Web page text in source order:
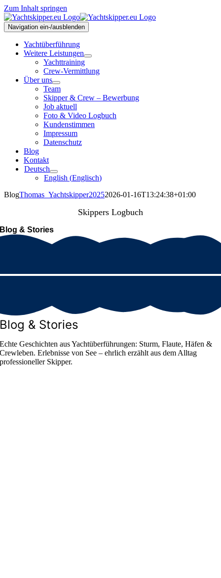
Zum Inhalt springen
Navigation ein-/ausblenden
Yachtüberführung
Weitere Leistungen
Yachttraining
Crew-Vermittlung
Über uns
Team
Skipper & Crew – Bewerbung
Job aktuell
Foto & Video Logbuch
Kundenstimmen
Impressum
Datenschutz
Blog
Kontakt
Deutsch
English (Englisch)
BlogThomas_Yachtskipper20252026-01-16T13:24:38+01:00
Skippers Logbuch
Blog & Stories
Blog & Stories
Echte Geschichten aus Yachtüberführungen: Sturm, Flaute, Häfen &
Crewleben. Erlebnisse von See – ehrlich erzählt aus dem Alltag
professioneller Skipper.